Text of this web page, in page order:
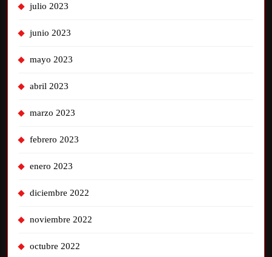
julio 2023
junio 2023
mayo 2023
abril 2023
marzo 2023
febrero 2023
enero 2023
diciembre 2022
noviembre 2022
octubre 2022